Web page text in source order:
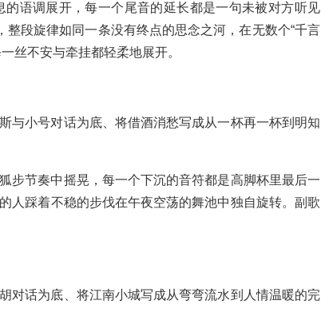
语调展开，每一个尾音的延长都是一句未被对方听见
段旋律如同一条没有终点的思念之河，在无数个“千言
丝不安与牵挂都轻柔地展开。
与小号对话为底、将借酒消愁写成从一杯再一杯到明知
步节奏中摇晃，每一个下沉的音符都是高脚杯里最后一
人踩着不稳的步伐在午夜空荡的舞池中独自旋转。副歌
对话为底、将江南小城写成从弯弯流水到人情温暖的完